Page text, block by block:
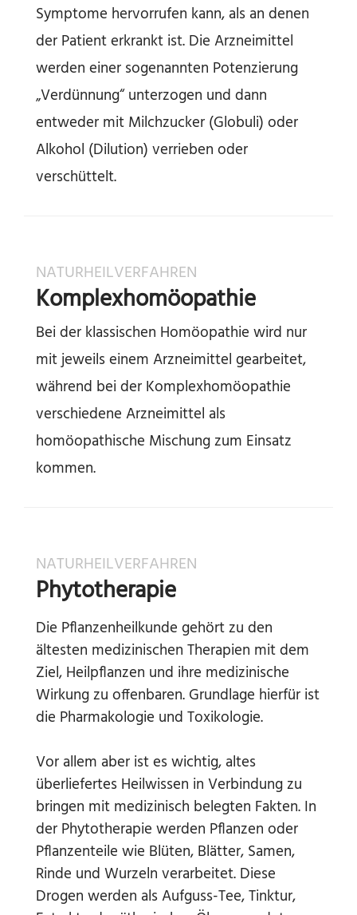
Symptome hervorrufen kann, als an denen
der Patient erkrankt ist. Die Arzneimittel
werden einer sogenannten Potenzierung
„Verdünnung“ unterzogen und dann
entweder mit Milchzucker (Globuli) oder
Alkohol (Dilution) verrieben oder
verschüttelt.
NATURHEILVERFAHREN
Komplexhomöopathie
Bei der klassischen Homöopathie wird nur
mit jeweils einem Arzneimittel gearbeitet,
während bei der Komplexhomöopathie
verschiedene Arzneimittel als
homöopathische Mischung zum Einsatz
kommen.
NATURHEILVERFAHREN
Phytotherapie
Die Pflanzenheilkunde gehört zu den
ältesten medizinischen Therapien mit dem
Ziel, Heilpflanzen und ihre medizinische
Wirkung zu offenbaren. Grundlage hierfür ist
die Pharmakologie und Toxikologie.
Vor allem aber ist es wichtig, altes
überliefertes Heilwissen in Verbindung zu
bringen mit medizinisch belegten Fakten. In
der Phytotherapie werden Pflanzen oder
Pflanzenteile wie Blüten, Blätter, Samen,
Rinde und Wurzeln verarbeitet. Diese
Drogen werden als Aufguss-Tee, Tinktur,